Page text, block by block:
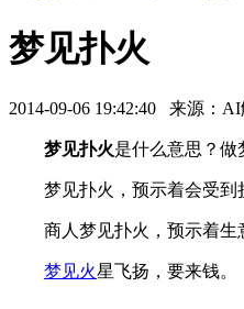
梦见扑火
2014-09-06 19:42:40 来源：
梦见扑火是什么意思？做
梦见扑火，预示着会受到
商人梦见扑火，预示着生
梦见火星飞扬，要来钱。